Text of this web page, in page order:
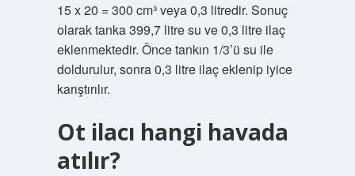
15 x 20 = 300 cm³ veya 0,3 litredir. Sonuç
olarak tanka 399,7 litre su ve 0,3 litre ilaç
eklenmektedir. Önce tankın 1/3’ü su ile
doldurulur, sonra 0,3 litre ilaç eklenip iyice
karıştırılır.
Ot ilacı hangi havada
atılır?